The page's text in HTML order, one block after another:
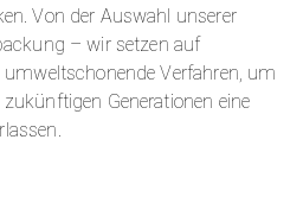
Von der Auswahl unserer
– wir setzen auf
Verfahren, um
Generationen eine